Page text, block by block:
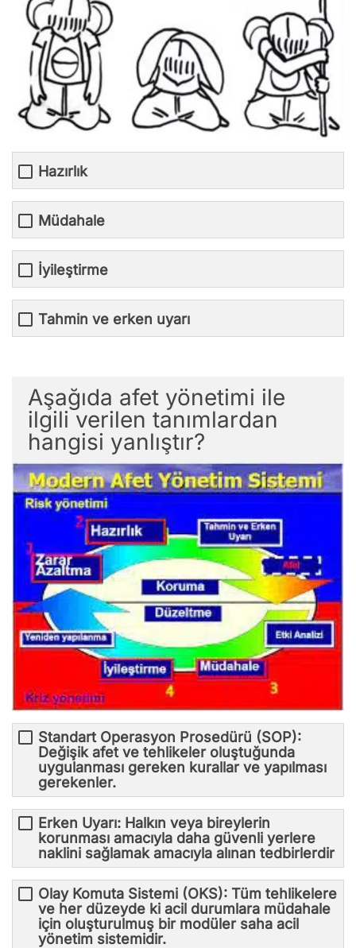
Hazırlık
Müdahale
İyileştirme
Tahmin ve erken uyarı
Aşağıda afet yönetimi ile
ilgili verilen tanımlardan
hangisi yanlıştır?
Standart Operasyon Prosedürü (SOP):
Değişik afet ve tehlikeler oluştuğunda
uygulanması gereken kurallar ve yapılması
gerekenler.
Erken Uyarı: Halkın veya bireylerin
korunması amacıyla daha güvenli yerlere
naklini sağlamak amacıyla alınan tedbirlerdir
Olay Komuta Sistemi (OKS): Tüm tehlikelere
ve her düzeyde ki acil durumlara müdahale
için oluşturulmuş bir modüler saha acil
yönetim sistemidir.